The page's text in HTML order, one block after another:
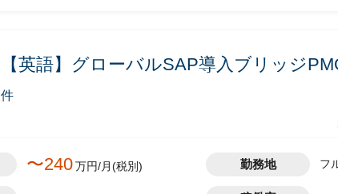
【英語】グローバルSAP導入ブリッジ
件
〜240万円/月(税別) 勤務地 フ